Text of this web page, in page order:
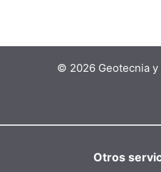
© 2026 Geotecnia y
Otros